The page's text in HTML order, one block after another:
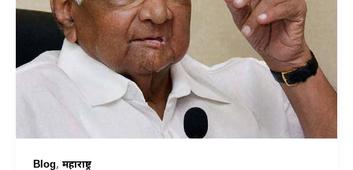
Blog, महाराष्ट्र